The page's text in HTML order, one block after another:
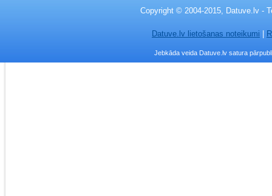
Copyright © 2004-2015, Datuve.lv -
Datuve.lv lietošanas noteikumi
Jebkāda veida Datuve.lv satura